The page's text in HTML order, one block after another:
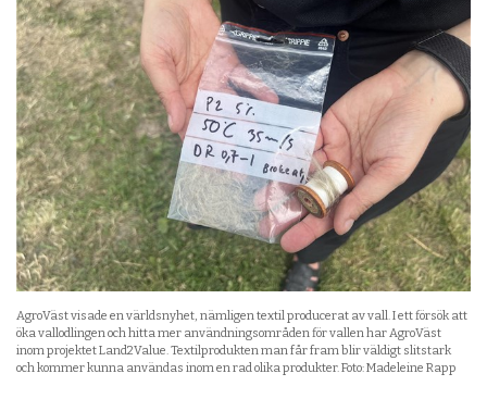
AgroVäst visade en världsnyhet, nämligen textil producerat av vall. I ett försök att
öka vallodlingen och hitta mer användningsområden för vallen har AgroVäst
inom projektet Land2Value. Textilprodukten man får fram blir väldigt slitstark
och kommer kunna användas inom en rad olika produkter. Foto: Madeleine Rapp